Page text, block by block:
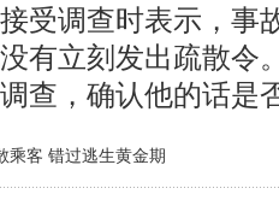
调查时表示，事
有立刻发出疏散令
查，确认他的话是
乘客 错过逃生黄金期